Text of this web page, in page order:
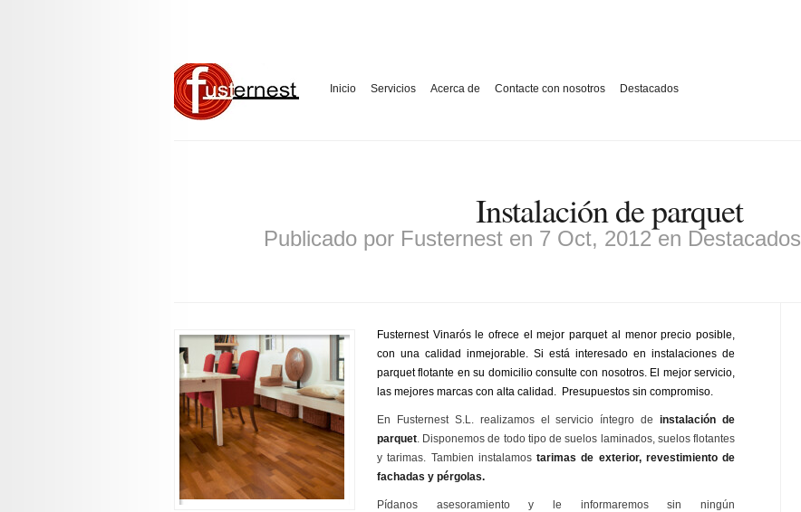
Inicio Servicios Acerca de Contacte con nosotros Destacados
Instalación de parquet
Publicado por Fusternest en 7 Oct, 2012 en Destacados
Fusternest Vinarós le ofrece el mejor parquet al menor precio posible,
con una calidad inmejorable. Si está interesado en instalaciones de
parquet flotante en su domicilio consulte con nosotros. El mejor servicio,
las mejores marcas con alta calidad. Presupuestos sin compromiso.
En Fusternest S.L. realizamos el servicio íntegro de instalación de
parquet. Disponemos de todo tipo de suelos laminados, suelos flotantes
y tarimas. Tambien instalamostarimas de exterior, revestimiento de
fachadas y pérgolas.
Pídanos asesoramiento y le informaremos sin ningún